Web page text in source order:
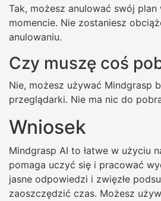
Tak, możesz anulować swój
momencie. Nie zostaniesz
anulowaniu.
Czy muszę coś
Nie, możesz używać Mindgrasp
przeglądarki. Nie ma nic do
Wniosek
Mindgrasp AI to łatwe w użyciu
pomaga uczyć się i pracować
jasne odpowiedzi i zwięzłe
zaoszczędzić czas. Możesz